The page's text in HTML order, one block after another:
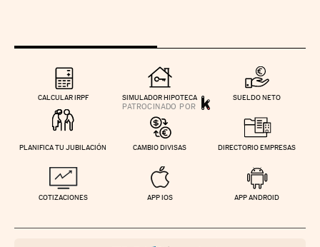
CALCULAR IRPF SIMULADOR HIPOTECA SUELDO NETO
PLANIFICA TU JUBILACIÓN CAMBIO DIVISAS DIRECTORIO EMPRESAS
COTIZACIONES APP IOS APP ANDROID